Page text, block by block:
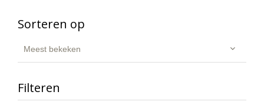
Sorteren op
Meest bekeken
Filteren